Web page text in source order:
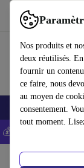
Nos produits et
deux réutilisés.
fournir un
ce faire, nous
au moyen de
consentement.
tout moment.
Utilisez
Smartphones
💰-5% EXTRA sur